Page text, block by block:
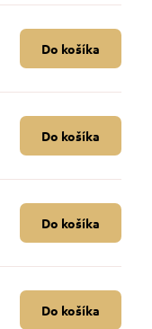
Do košíka
Do košíka
Do košíka
Do košíka